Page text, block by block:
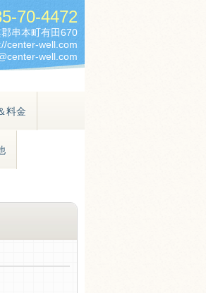
70-4472
串本町有田670
center-well.com
well.com
料金